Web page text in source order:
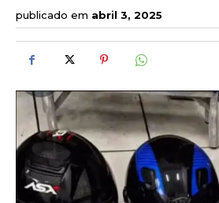
publicado em abril 3, 2025